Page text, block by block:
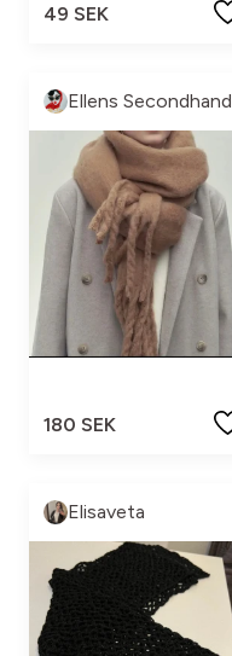
49 SEK
Ellens Secondhand
180 SEK
Elisaveta